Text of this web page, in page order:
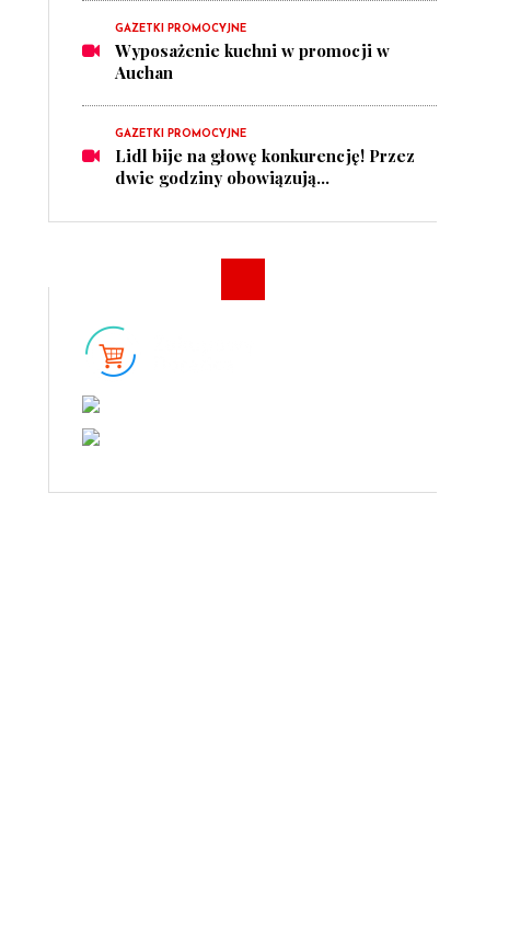
GAZETKI PROMOCYJNE
Wyposażenie kuchni w promocji w
Auchan
GAZETKI PROMOCYJNE
Lidl bije na głowę konkurencję! Przez
dwie godziny obowiązują...